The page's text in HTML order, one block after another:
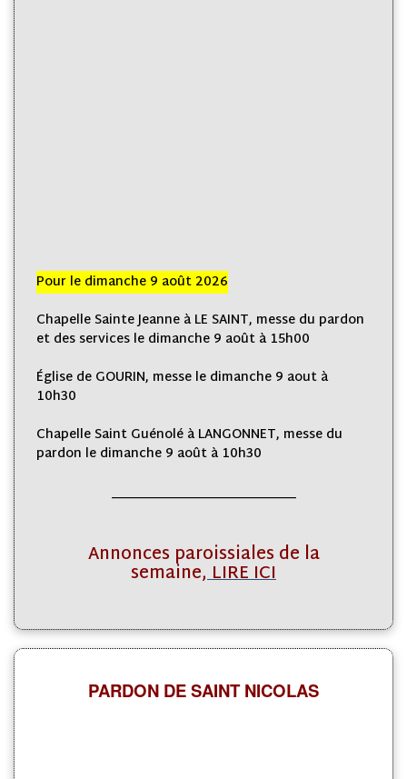
Pour le dimanche 9 août 2026
Chapelle Sainte Jeanne à LE SAINT, messe du pardon
et des services le dimanche 9 août à 15h00
Église de GOURIN, messe le dimanche 9 aout à
10h30
Chapelle Saint Guénolé à LANGONNET, messe du
pardon le dimanche 9 août à 10h30
_____________________________
Annonces paroissiales de la
semaine,LIRE ICI
PARDON DE SAINT NICOLAS